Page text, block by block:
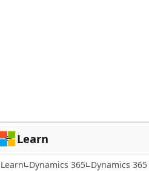
Learn
Learn Dynamics 365 Dynamics